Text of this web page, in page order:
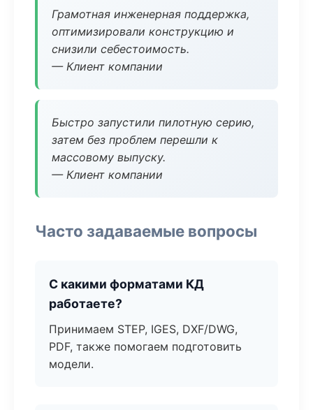
Грамотная инженерная поддержка,
оптимизировали конструкцию и
снизили себестоимость.
— Клиент компании
Быстро запустили пилотную серию,
затем без проблем перешли к
массовому выпуску.
— Клиент компании
Часто задаваемые вопросы
С какими форматами КД
работаете?
Принимаем STEP, IGES, DXF/DWG,
PDF, также помогаем подготовить
модели.